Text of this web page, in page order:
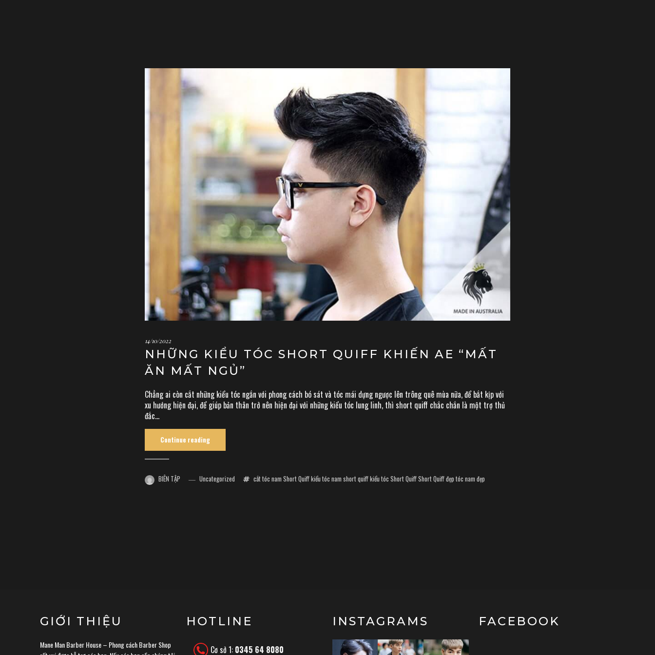
14/10/2022
NHỮNG KIỂU TÓC SHORT QUIFF KHIẾN AE “MẤT
ĂN MẤT NGỦ”
Chẳng ai còn cắt những kiểu tóc ngắn với phong cách bó sát và tóc mái dựng ngược lên trông quê mùa nữa, để bắt kịp với
xu hướng hiện đại, để giúp bản thân trở nên hiện đại với những kiểu tóc lung linh, thì short quiff chắc chắn là một trợ thủ
đắc...
Continue reading
BIÊN TẬP Uncategorized cắt tóc nam Short Quiffkiểu tóc nam short quiffkiểu tóc Short QuiffShort Quiff đẹp tóc nam đẹp
GIỚI THIỆU
Mane Man Barber House – Phong cách Barber Shop
HOTLINE
Cơ sở 1: 0345 64 8080
INSTAGRAMS FACEBOOK